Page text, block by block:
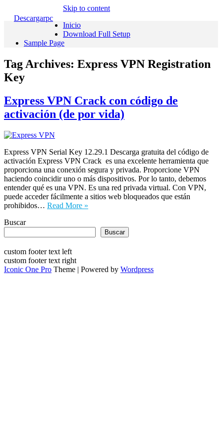
Descargarpc
Skip to content
Inicio
Download Full Setup
Sample Page
Tag Archives: Express VPN Registration
Key
Express VPN Crack con código de
activación (de por vida)
Express VPN Serial Key 12.29.1 Descarga gratuita del código de
activación Express VPN Crack es una excelente herramienta que
proporciona una conexión segura y privada. Proporcione VPN
haciendo coincidir uno o más dispositivos. Por lo tanto, debemos
entender qué es una VPN. Es una red privada virtual. Con VPN,
puede acceder fácilmente a sitios web bloqueados que están
prohibidos… Read More »
Buscar
Buscar
custom footer text left
custom footer text right
Iconic One Pro Theme | Powered by Wordpress